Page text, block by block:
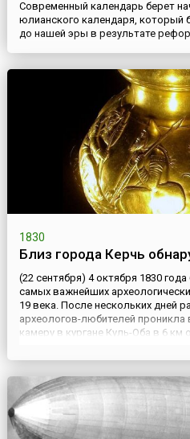
Современный календарь берет
юлианского календаря, который
до нашей эры в результате
дней и одного високосного в 366
юлианского счисления равен
1830
Близ города Керчь
(22 сентября) 4 октября 1830
самых важнейших
19 века. После нескольких дней
археологов-любителей
камеру в кургане Куль-Оба в 6
до н.э., было обнаружено